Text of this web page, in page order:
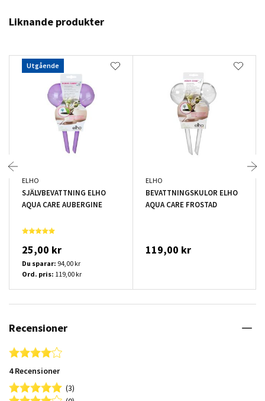
Liknande produkter
Utgående
ELHO
SJÄLVBEVATTNING ELHO
AQUA CARE AUBERGINE
25,00 kr
Du sparar: 94,00 kr
Ord. pris: 119,00 kr
ELHO
BEVATTNINGSKULOR ELHO
AQUA CARE FROSTAD
119,00 kr
Recensioner
4.0 star rating
4 Recensioner
(3)